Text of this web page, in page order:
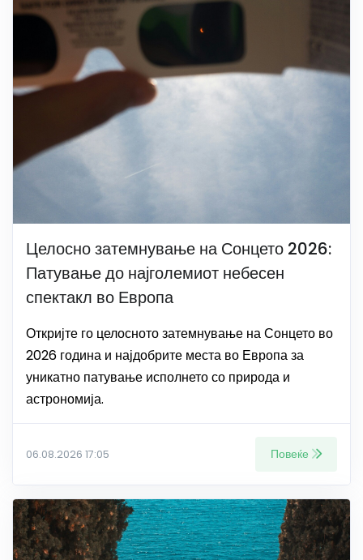
Целосно затемнување на Сонцето 2026:
Патување до најголемиот небесен
спектакл во Европа
Откријте го целосното затемнување на Сонцето во
2026 година и најдобрите места во Европа за
уникатно патување исполнето со природа и
астрономија.
06.08.2026 17:05 Повеќе